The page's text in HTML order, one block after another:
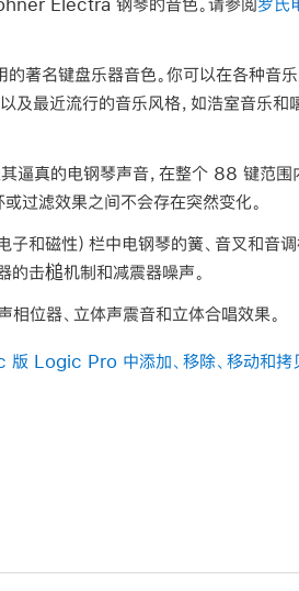
Electra 钢琴的音色。请参阅罗氏
著名键盘乐器音色。你可以在各种音
及最近流行的音乐风格，如浩室音乐和
其逼真的电钢琴声音，在整个 88 键范
过滤效果之间不会存在突然变化。
和磁性）栏中电钢琴的簧、音叉和音
的击槌机制和减震器噪声。
位器、立体声震音和立体合唱效果。
版 Logic Pro 中添加、移除、移动和拷